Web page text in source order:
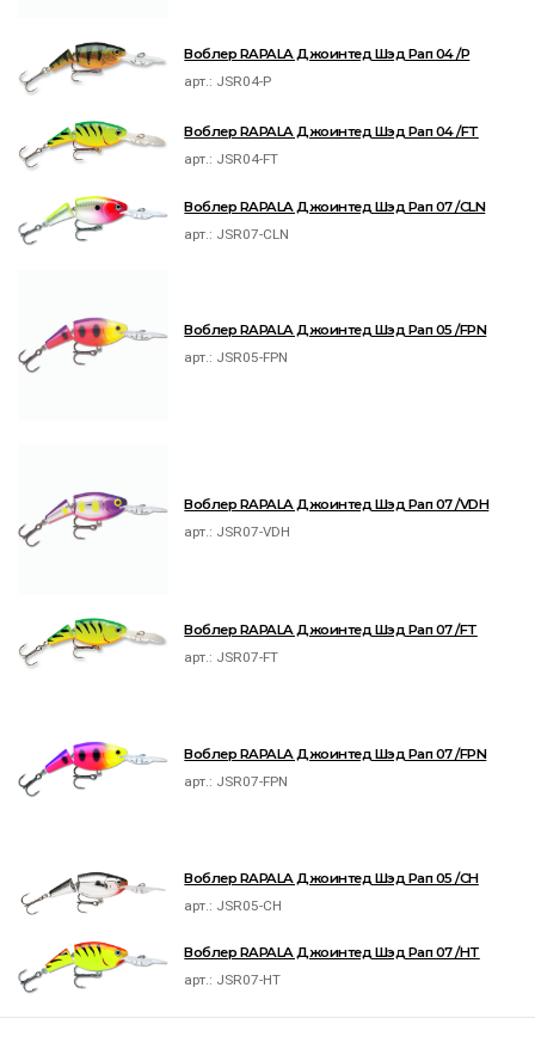
Воблер RAPALA Джоинтед Шэд Рап 04 /P
арт.: JSR04-P
Воблер RAPALA Джоинтед Шэд Рап 04 /FT
арт.: JSR04-FT
Воблер RAPALA Джоинтед Шэд Рап 07 /CLN
арт.: JSR07-CLN
Воблер RAPALA Джоинтед Шэд Рап 05 /FPN
арт.: JSR05-FPN
Воблер RAPALA Джоинтед Шэд Рап 07 /VDH
арт.: JSR07-VDH
Воблер RAPALA Джоинтед Шэд Рап 07 /FT
арт.: JSR07-FT
Воблер RAPALA Джоинтед Шэд Рап 07 /FPN
арт.: JSR07-FPN
Воблер RAPALA Джоинтед Шэд Рап 05 /CH
арт.: JSR05-CH
Воблер RAPALA Джоинтед Шэд Рап 07 /HT
арт.: JSR07-HT